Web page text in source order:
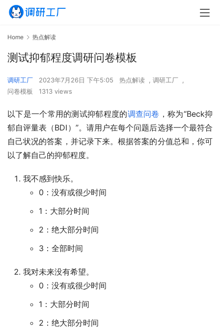
Home 热点解读
测试抑郁程度调研问卷模板
调研工厂 2023年7月26日 下午5:05 热点解读 , 调研工厂 ,
问卷模板
1313 views
以下是一个常用的测试抑郁程度的调查问卷 ，称为“Beck抑
郁自评量表（BDI）”。请用户在每个问题后选择一个最符合
自己状况的答案，并记录下来。根据答案的分值总和，你可
以了解自己的抑郁程度。
我不感到快乐。
0：没有或很少时间
1：大部分时间
2：绝大部分时间
3：全部时间
我对未来没有希望。
0：没有或很少时间
1：大部分时间
2：绝大部分时间